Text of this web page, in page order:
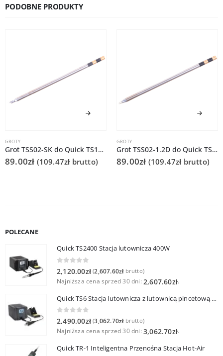
PODOBNE PRODUKTY
GROTY
Grot TSS02-SK do Quick TS1200
89.00zł (109.47zł brutto)
GROTY
Grot TSS02-1.2D do Quick TS1200
89.00zł (109.47zł brutto)
POLECANE
Quick TS2400 Stacja lutownicza 400W
2,120.00zł (2,607.60złbrutto)
Najniższa cena sprzed 30 dni: 2,607.60zł.
Quick TS6 Stacja lutownicza z lutownicą pincetową 60W
0 out of 5
2,490.00zł (3,062.70złbrutto)
Najniższa cena sprzed 30 dni: 3,062.70zł.
Quick TR-1 Inteligentna Przenośna Stacja Hot-Air